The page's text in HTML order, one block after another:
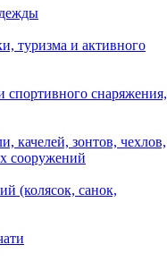
туризма и активного
спортивного снаряжения,
качелей, зонтов, чехлов,
сооружений
(колясок, санок,